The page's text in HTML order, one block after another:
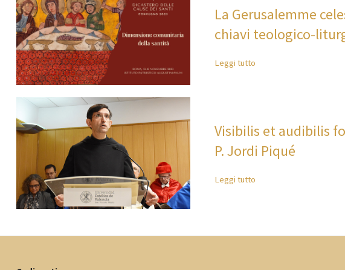
La Gerusalemme
chiavi teologico-
Leggi tutto
Visibilis et audibilis
P. Jordi Piqué
Leggi tutto